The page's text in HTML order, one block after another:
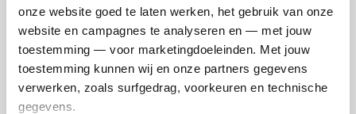
onze website goed te laten werken, het gebruik van onze
website en campagnes te analyseren en — met jouw
toestemming — voor marketingdoeleinden. Met jouw
toestemming kunnen wij en onze partners gegevens
verwerken, zoals surfgedrag, voorkeuren en technische
gegevens.